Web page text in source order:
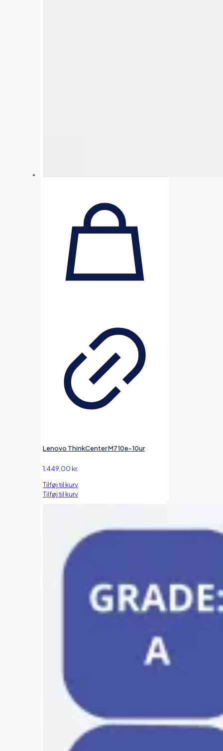
Lenovo ThinkCenter M710e-10ur
1.449,00kr.
Tilføj til kurv
Tilføj til kurv